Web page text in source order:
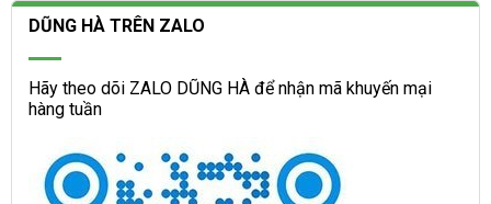
DŨNG HÀ TRÊN ZALO
Hãy theo dõi ZALO DŨNG HÀ để nhận mã khuyến mại
hàng tuần